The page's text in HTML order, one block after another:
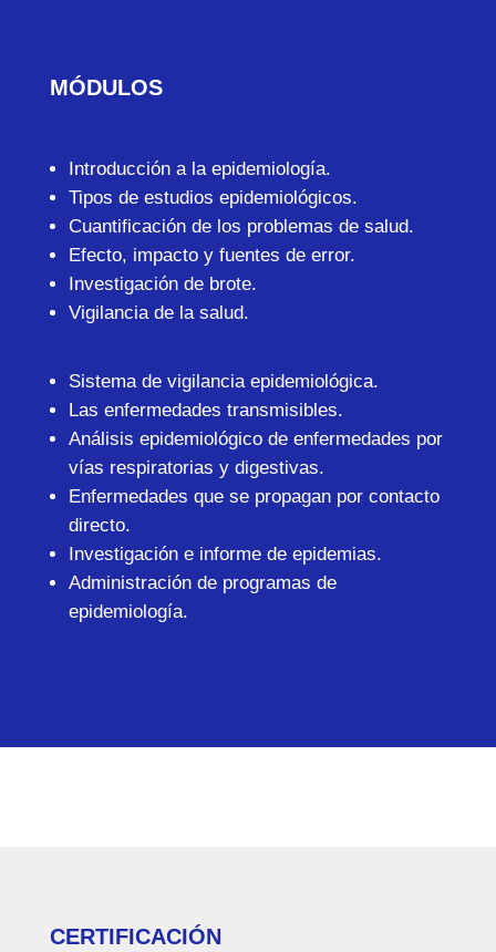
MÓDULOS
Introducción a la epidemiología.
Tipos de estudios epidemiológicos.
Cuantificación de los problemas de salud.
Efecto, impacto y fuentes de error.
Investigación de brote.
Vigilancia de la salud.
Sistema de vigilancia epidemiológica.
Las enfermedades transmisibles.
Análisis epidemiológico de enfermedades por
vías respiratorias y digestivas.
Enfermedades que se propagan por contacto
directo.
Investigación e informe de epidemias.
Administración de programas de
epidemiología.
CERTIFICACIÓN